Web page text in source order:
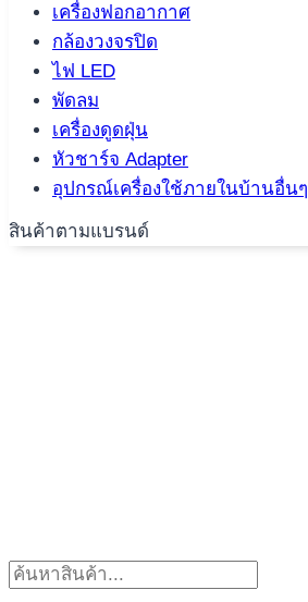
เครื่องฟอกอากาศ
กล้องวงจรปิด
ไฟ LED
พัดลม
เครื่องดูดฝุ่น
หัวชาร์จ Adapter
อุปกรณ์เครื่องใช้ภายในบ้านอื่นๆ
สินค้าตามแบรนด์